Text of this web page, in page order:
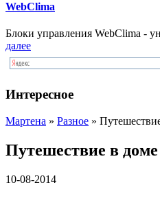
WebClima
Блоки упрaвлeния WebClima -
далее
Интересное
Мартена » Разное »
Путешествие в
10-08-2014